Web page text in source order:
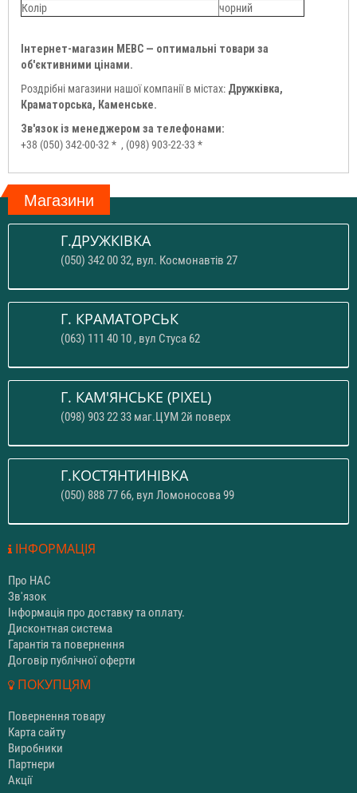
Колір
чорний
Інтернет-магазин МЕВС — оптимальні товари за
об'єктивними цінами.
Роздрібні магазини нашої компанії в містах: Дружківка,
Краматорська, Каменське.
Зв'язок із менеджером за телефонами:
+38 (050) 342-00-32 * , (098) 903-22-33 *
Магазини
Г.ДРУЖКІВКА
(050) 342 00 32, вул. Космонавтів 27
Г. КРАМАТОРСЬК
(063) 111 40 10 , вул Стуса 62
Г. КАМ'ЯНСЬКЕ (PIXEL)
(098) 903 22 33 маг.ЦУМ 2й поверх
Г.КОСТЯНТИНІВКА
(050) 888 77 66, вул Ломоносова 99
ІНФОРМАЦІЯ
Про НАС
Зв'язок
Інформація про доставку та оплату.
Дисконтная система
Гарантія та повернення
Договір публічної оферти
ПОКУПЦЯМ
Повернення товару
Карта сайту
Виробники
Партнери
Акції